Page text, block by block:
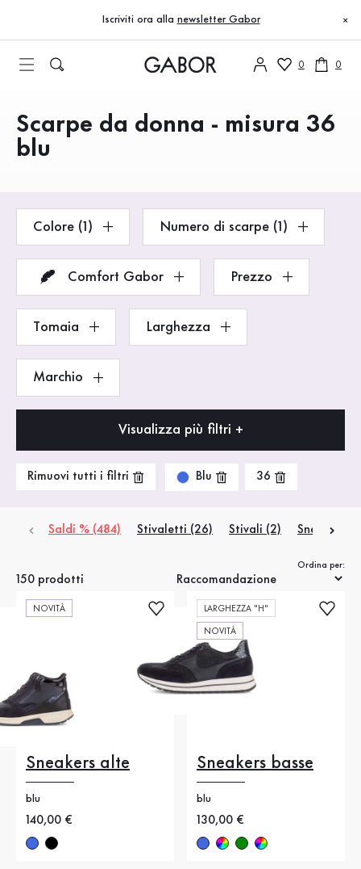
Vai al contenuto principale
Vai alla navigazione principale
Iscriviti ora alla newsletter Gabor ×
0 0
Prodotti
Scarpe da donna - misura 36
blu
Colore (1) Numero di scarpe (1)
Comfort Gabor Prezzo
Tomaia Larghezza
Marchio
Visualizza più filtri +
Rimuovi tutti i filtri Blu 36
Saldi % (484) Stivaletti (26) Stivali (2) Sneakers
150 prodotti
Ordina per:
NOVITÀ
Sneakers alte
blu
Nuovo prezzo
140,00 €
LARGHEZZA "H"
NOVITÀ
Sneakers basse
blu
Nuovo prezzo
130,00 €